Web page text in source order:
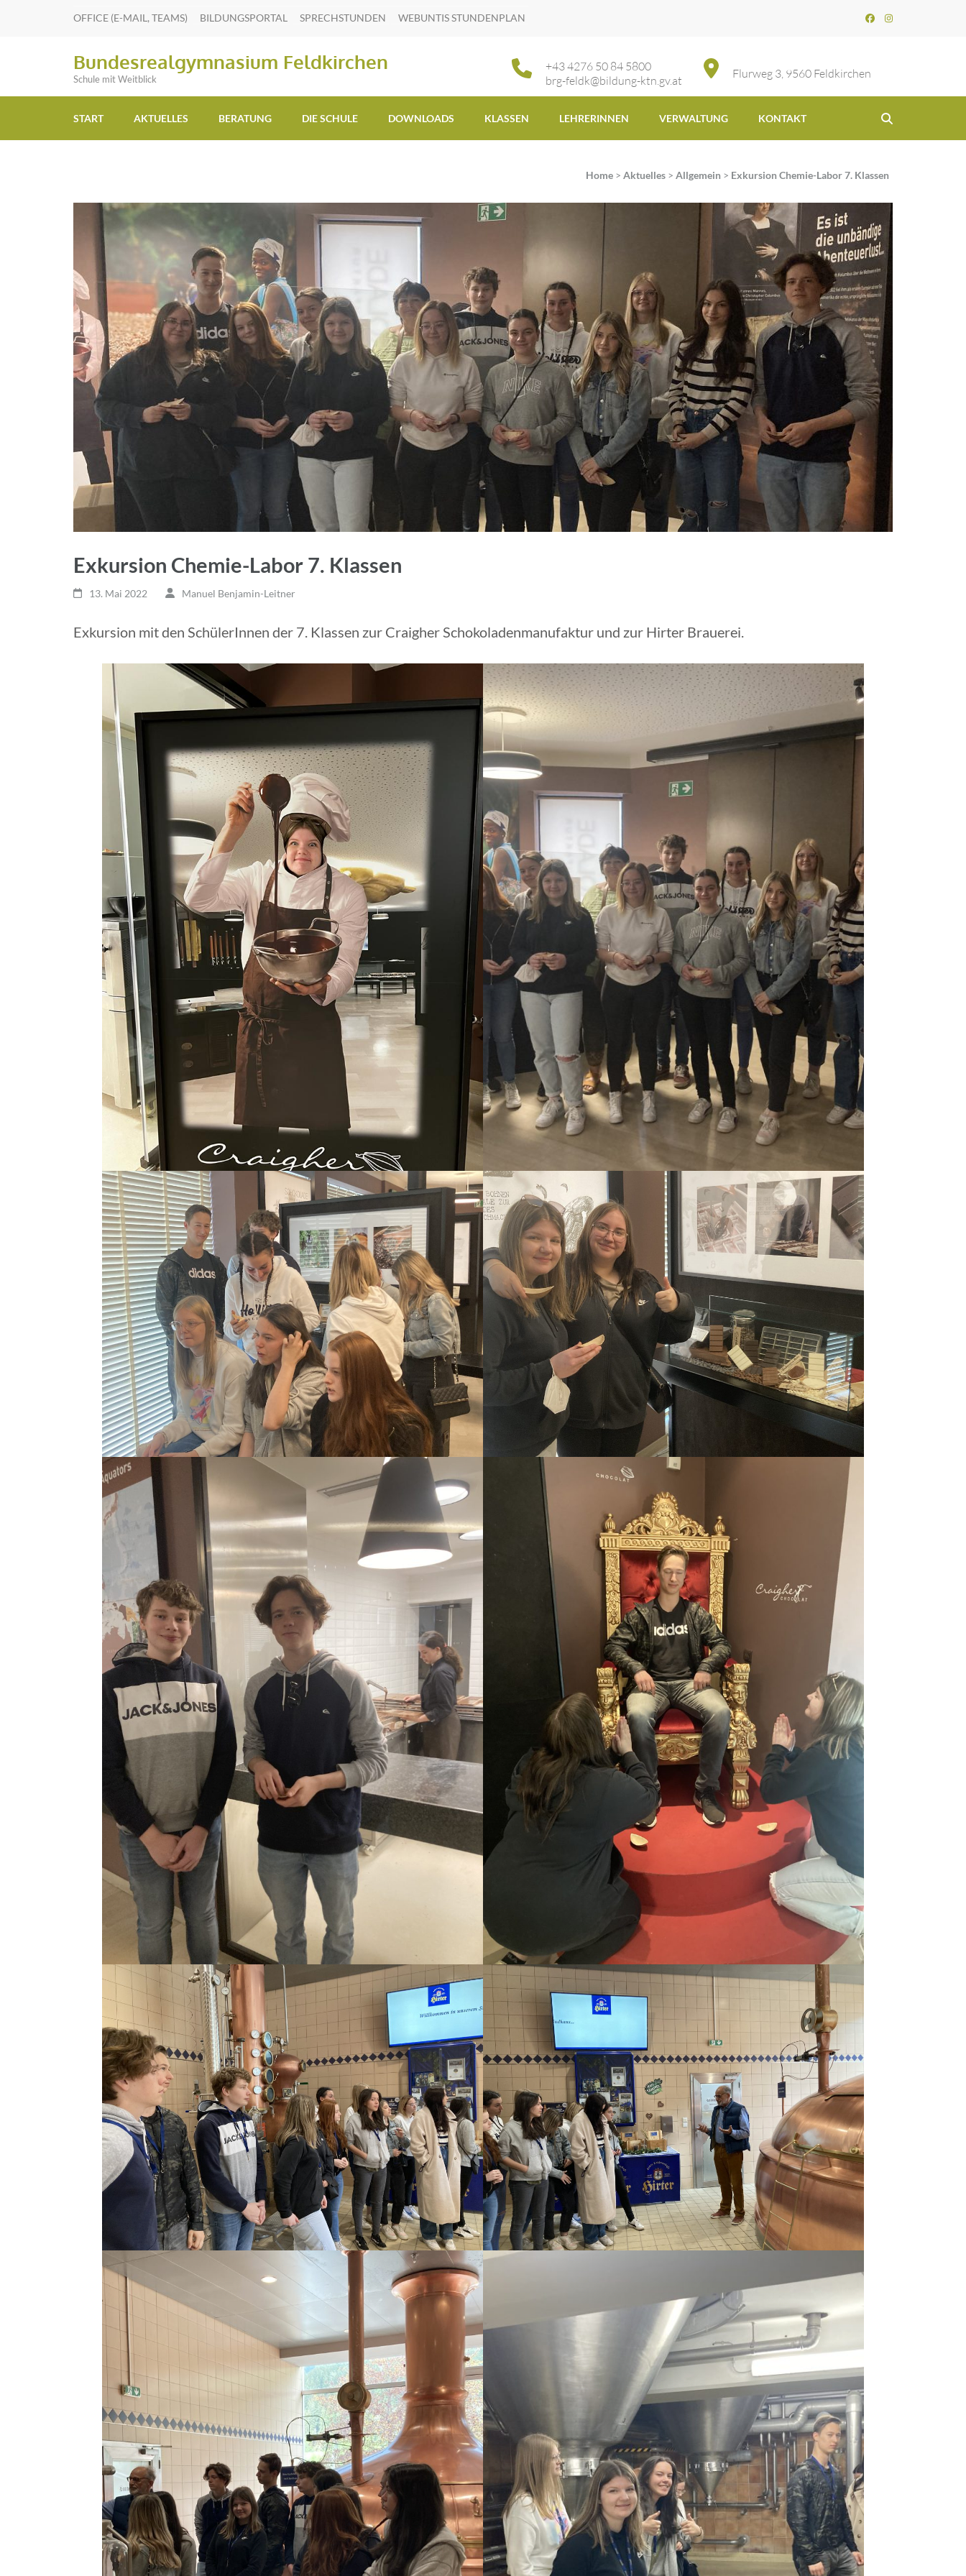
OFFICE (E-MAIL, TEAMS) BILDUNGSPORTAL SPRECHSTUNDEN WEBUNTIS STUNDENPLAN
Bundesrealgymnasium Feldkirchen
Schule mit Weitblick Flurweg 3, 9560 Feldkirchen
+43 4276 50 84 5800
brg-feldk@bildung-ktn.gv.at
START AKTUELLES BERATUNG DIE SCHULE DOWNLOADS KLASSEN LEHRERINNEN VERWALTUNG KONTAKT
Home > Aktuelles > Allgemein > Exkursion Chemie-Labor 7. Klassen
Exkursion Chemie-Labor 7. Klassen
13. Mai 2022 Manuel Benjamin-Leitner
Exkursion mit den SchülerInnen der 7. Klassen zur Craigher Schokoladenmanufaktur und zur Hirter Brauerei.